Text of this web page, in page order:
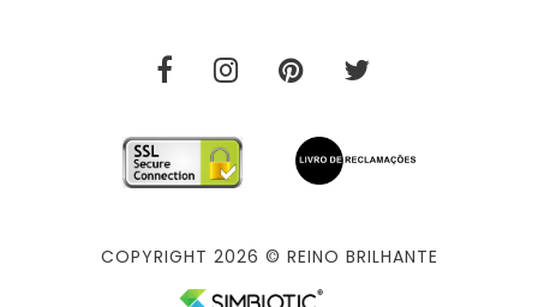
COPYRIGHT 2026 © REINO BRILHANTE